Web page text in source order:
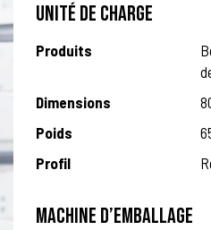
UNITÉ DE CHARGE
Produits
Dimensions
Poids
Profil
MACHINE D’EMBALLAGE